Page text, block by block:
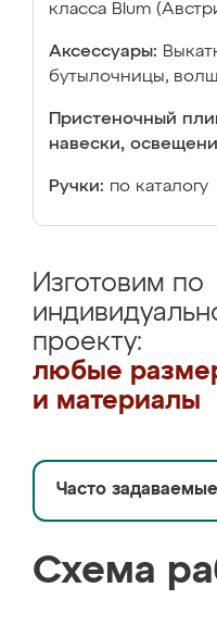
класса Blum
Аксессуары:
бутылочницы,
Пристеночный
навески,
Ручки: по каталогу
Изготовим по
проекту:
любые
и материалы
Часто
Схема